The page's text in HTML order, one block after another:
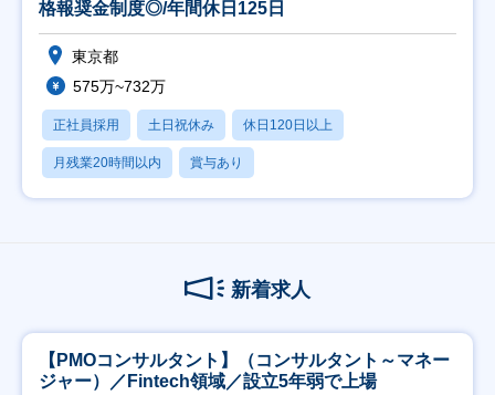
格報奨金制度◎/年間休日125日
東京都
575万~732万
正社員採用 土日祝休み 休日120日以上
月残業20時間以内 賞与あり
新着求人
【PMOコンサルタント】（コンサルタント～マネー
ジャー）／Fintech領域／設立5年弱で上場